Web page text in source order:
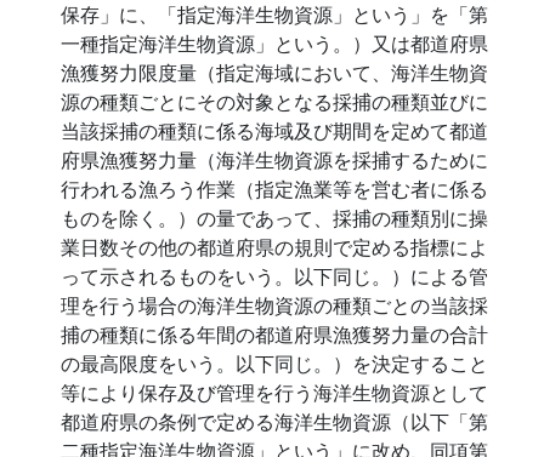
保存」に、「指定海洋生物資源」という」を「第
一種指定海洋生物資源」という。）又は都道府県
漁獲努力限度量（指定海域において、海洋生物資
源の種類ごとにその対象となる採捕の種類並びに
当該採捕の種類に係る海域及び期間を定めて都道
府県漁獲努力量（海洋生物資源を採捕するために
行われる漁ろう作業（指定漁業等を営む者に係る
ものを除く。）の量であって、採捕の種類別に操
業日数その他の都道府県の規則で定める指標によ
って示されるものをいう。以下同じ。）による管
理を行う場合の海洋生物資源の種類ごとの当該採
捕の種類に係る年間の都道府県漁獲努力量の合計
の最高限度をいう。以下同じ。）を決定すること
等により保存及び管理を行う海洋生物資源として
都道府県の条例で定める海洋生物資源（以下「第
二種指定海洋生物資源」という」に改め、同項第